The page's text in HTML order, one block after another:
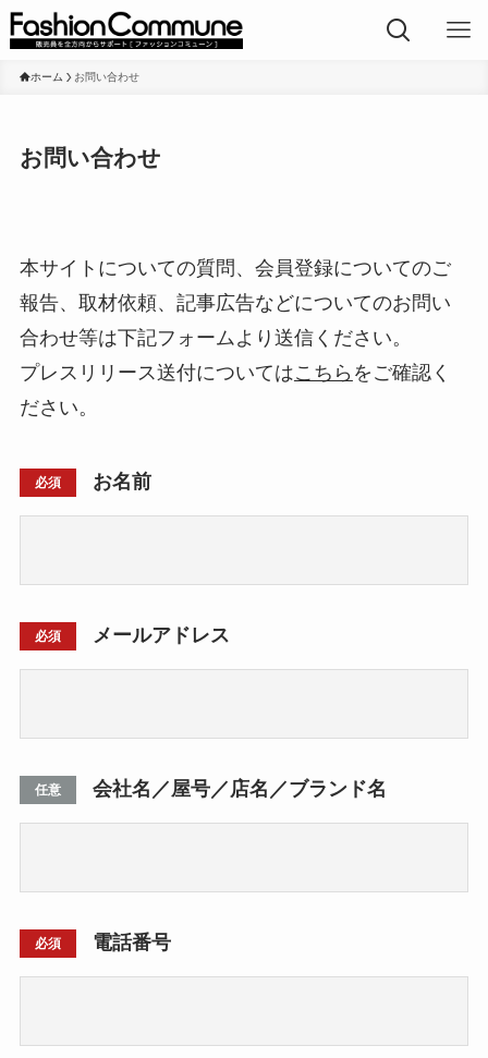
ホーム お問い合わせ
お問い合わせ
本サイトについての質問、会員登録についてのご
報告、取材依頼、記事広告などについてのお問い
合わせ等は下記フォームより送信ください。
プレスリリース送付についてはこちら をご確認く
ださい。
必須 お名前
必須 メールアドレス
任意 会社名／屋号／店名／ブランド名
必須 電話番号